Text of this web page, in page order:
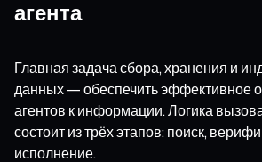
агента
Главная задача сбора, хранения и
данных — обеспечить эффективное
агентов к информации. Логика
состоит из трёх этапов: поиск,
исполнение.